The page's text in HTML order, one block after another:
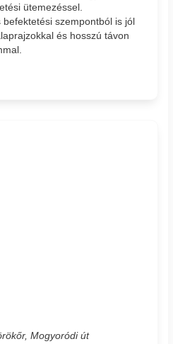
ütemezéssel.
szempontból is jól
és hosszú távon
Mogyoródi út